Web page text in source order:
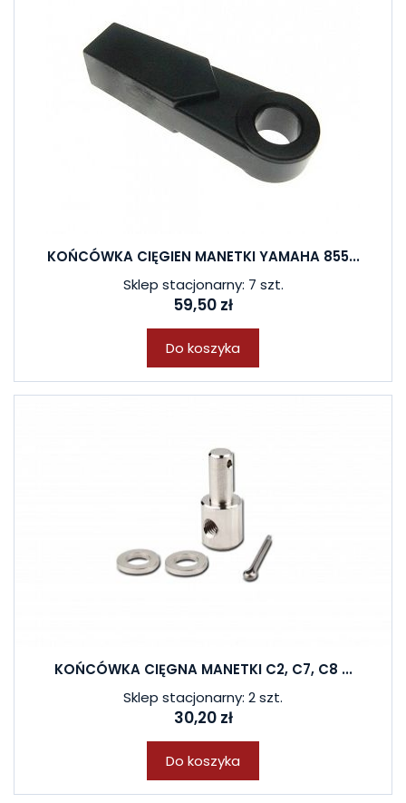
KOŃCÓWKA CIĘGIEN MANETKI YAMAHA 855...
Sklep stacjonarny: 7 szt.
59,50 zł
Do koszyka
KOŃCÓWKA CIĘGNA MANETKI C2, C7, C8 ...
Sklep stacjonarny: 2 szt.
30,20 zł
Do koszyka